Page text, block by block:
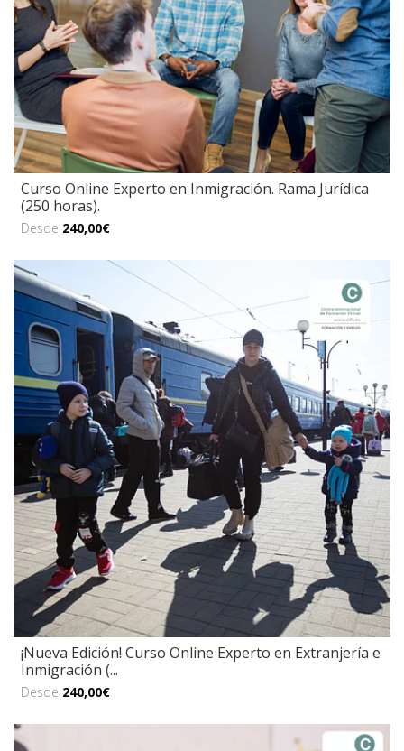
Curso Online Experto en Inmigración. Rama Jurídica
(250 horas).
Desde 240,00€
¡Nueva Edición! Curso Online Experto en Extranjería e
Inmigración (...
Desde 240,00€